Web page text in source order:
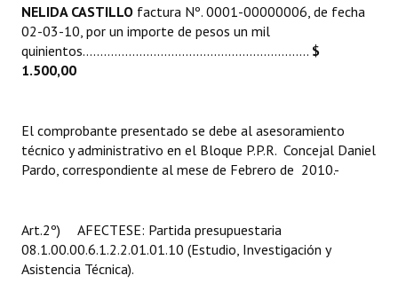
NELIDA CASTILLO factura Nº. 0001-00000006, de fecha
02-03-10, por un importe de pesos un mil
quinientos................................................................ $
1.500,00
El comprobante presentado se debe al asesoramiento
técnico y administrativo en el Bloque P.P.R.  Concejal Daniel
Pardo, correspondiente al mese de Febrero de 2010.-
Art.2º) AFECTESE: Partida presupuestaria
08.1.00.00.6.1.2.2.01.01.10 (Estudio, Investigación y
Asistencia Técnica).